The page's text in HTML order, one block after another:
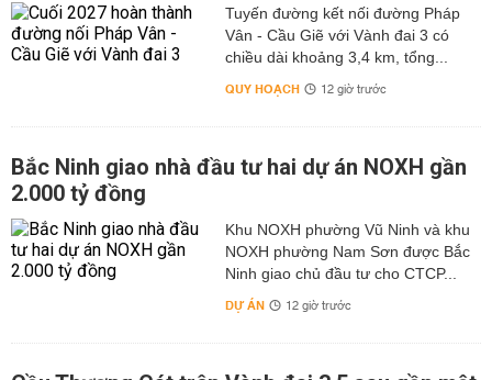
Tuyến đường kết nối đường Pháp
Vân - Cầu Giẽ với Vành đai 3 có
chiều dài khoảng 3,4 km, tổng...
QUY HOẠCH 12 giờ trước
Bắc Ninh giao nhà đầu tư hai dự án NOXH gần
2.000 tỷ đồng
Khu NOXH phường Vũ Ninh và khu
NOXH phường Nam Sơn được Bắc
Ninh giao chủ đầu tư cho CTCP...
DỰ ÁN 12 giờ trước